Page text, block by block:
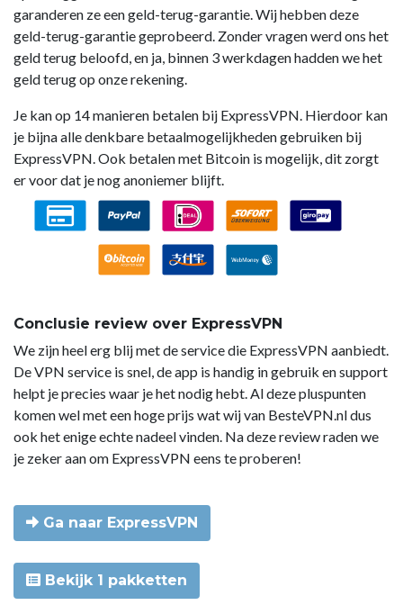
garanderen ze een geld-terug-garantie. Wij hebben deze
geld-terug-garantie geprobeerd. Zonder vragen werd ons het
geld terug beloofd, en ja, binnen 3 werkdagen hadden we het
geld terug op onze rekening.
Je kan op 14 manieren betalen bij ExpressVPN. Hierdoor kan
je bijna alle denkbare betaalmogelijkheden gebruiken bij
ExpressVPN. Ook betalen met Bitcoin is mogelijk, dit zorgt
er voor dat je nog anoniemer blijft.
Conclusie review over ExpressVPN
We zijn heel erg blij met de service die ExpressVPN aanbiedt.
De VPN service is snel, de app is handig in gebruik en support
helpt je precies waar je het nodig hebt. Al deze pluspunten
komen wel met een hoge prijs wat wij van BesteVPN.nl dus
ook het enige echte nadeel vinden. Na deze review raden we
je zeker aan om ExpressVPN eens te proberen!
Ga naar ExpressVPN
Bekijk 1 pakketten